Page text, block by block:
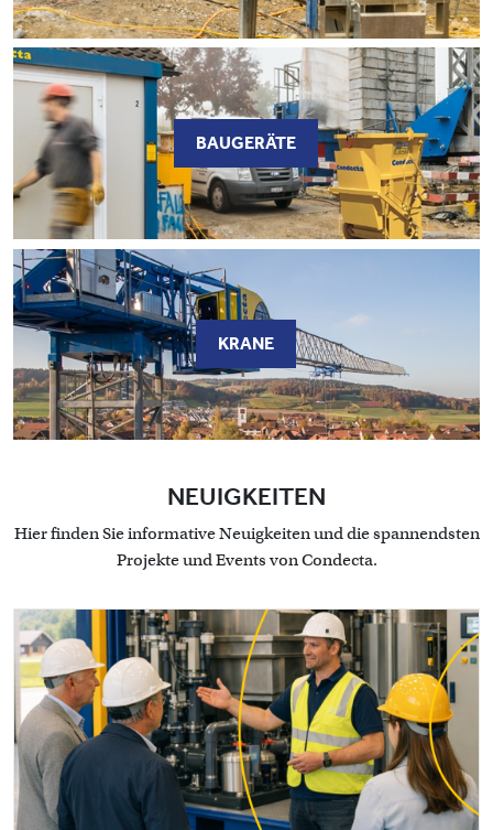
BAUGERÄTE
KRANE
NEUIGKEITEN
Hier finden Sie informative Neuigkeiten und die spannendsten
Projekte und Events von Condecta.